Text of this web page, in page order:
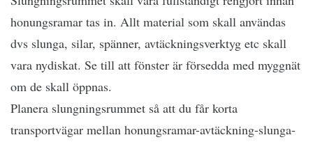
honungsramar tas in. Allt material som skall användas
dvs slunga, silar, spänner, avtäckningsverktyg etc skall
vara nydiskat. Se till att fönster är försedda med myggnät
om de skall öppnas.
Planera slungningsrummet så att du får korta
transportvägar mellan honungsramar-avtäckning-slunga-